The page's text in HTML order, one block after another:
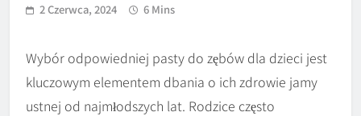
2 Czerwca, 2024 6 Mins
Wybór odpowiedniej pasty do zębów dla dzieci jest
kluczowym elementem dbania o ich zdrowie jamy
ustnej od najmłodszych lat. Rodzice często